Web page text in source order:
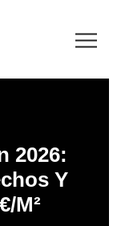
2026:
Y
m²